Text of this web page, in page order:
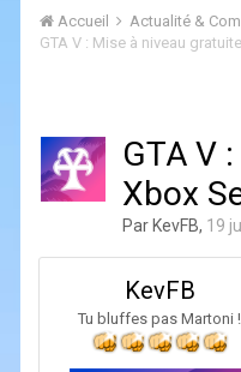
Accueil Actualité &
GTA V : Mise à niveau
GTA V
Xbox
Par KevFB, 19
KevFB
Tu bluffes pas Martoni !